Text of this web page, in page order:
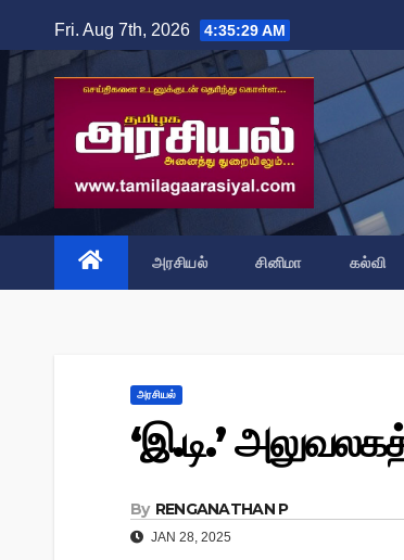
to
content
Fri. Aug 7th, 2026 4:35:30 AM
அரசியல் சினிமா கல்வி
அரசியல்
‘இ.டி.’
By RENGANATHAN P
JAN 28, 2025